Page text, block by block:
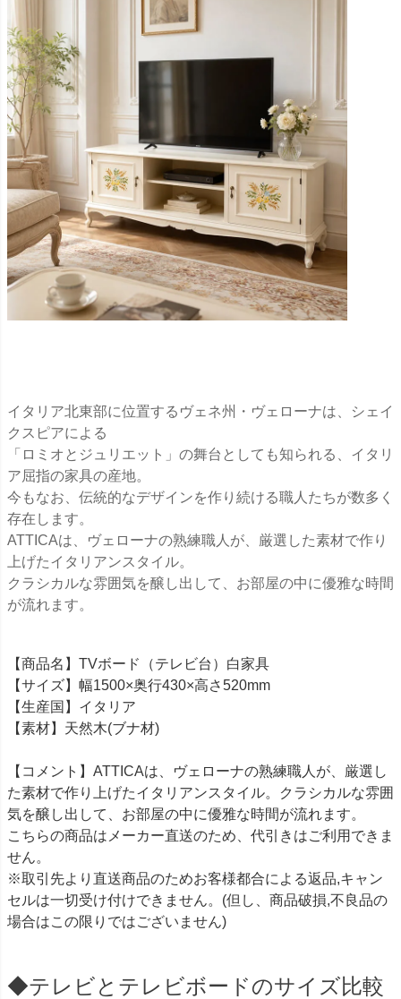
イタリア北東部に位置するヴェネ州・ヴェローナは、シェイ
クスピアによる
「ロミオとジュリエット」の舞台としても知られる、イタリ
ア屈指の家具の産地。
今もなお、伝統的なデザインを作り続ける職人たちが数多く
存在します。
ATTICAは、ヴェローナの熟練職人が、厳選した素材で作り
上げたイタリアンスタイル。
クラシカルな雰囲気を醸し出して、お部屋の中に優雅な時間
が流れます。
【商品名】TVボード（テレビ台）白家具
【サイズ】幅1500×奥行430×高さ520mm
【生産国】イタリア
【素材】天然木(ブナ材)
【コメント】ATTICAは、ヴェローナの熟練職人が、厳選し
た素材で作り上げたイタリアンスタイル。クラシカルな雰囲
気を醸し出して、お部屋の中に優雅な時間が流れます。
こちらの商品はメーカー直送のため、代引きはご利用できま
せん。
※取引先より直送商品のためお客様都合による返品,キャン
セルは一切受け付けできません。(但し、商品破損,不良品の
場合はこの限りではございません)
◆テレビとテレビボードのサイズ比較